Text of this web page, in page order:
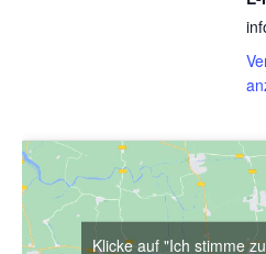
Klicke auf "Ich stimme